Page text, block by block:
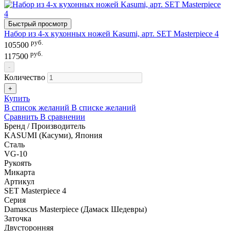
Быстрый просмотр
Набор из 4-х кухонных ножей Kasumi, арт. SET Masterpiece 4
105500 руб.
117500 руб.
-
Количество
+
Купить
В список желаний В списке желаний
Сравнить В сравнении
Бренд / Производитель
KASUMI (Касуми), Япония
Сталь
VG-10
Рукоять
Микарта
Артикул
SET Masterpiece 4
Серия
Damascus Masterpiece (Дамаск Шедевры)
Заточка
Двусторонняя